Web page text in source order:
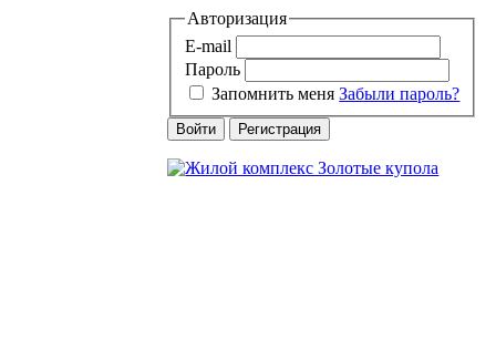
Авторизация
E-mail
Пароль
Запомнить меня Забыли пароль?
Войти Регистрация